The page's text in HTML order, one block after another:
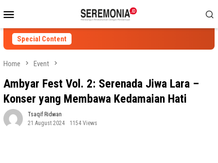
to
contentMenu
Special Content
Home Event
Ambyar Fest Vol. 2: Serenada Jiwa Lara –
Konser yang Membawa Kedamaian Hati
Tsaqif Ridwan
21 August 2024
1154 Views